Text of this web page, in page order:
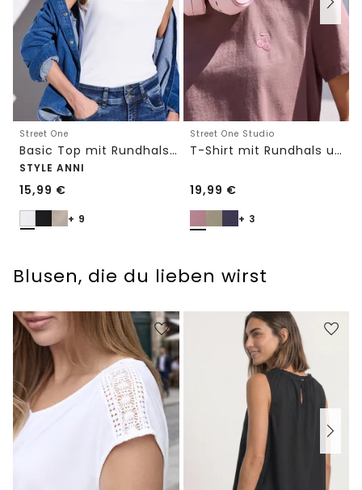
Street One
Basic Top mit Rundhals in Unifarbe
STYLE ANNI
15,99 €
+ 9
Street One Studio
T-Shirt mit Rundhals und Embroidery-Detail
19,99 €
+ 3
Blusen, die du lieben wirst